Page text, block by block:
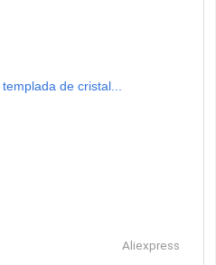
de cristal...
Aliexpress